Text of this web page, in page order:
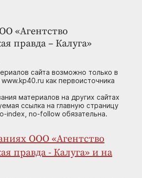
«Агентство
правда – Калуга»
сайта возможно только в
как первоисточника
материалов на других сайтах
ссылка на главную страницу
index, no-follow обязательна.
ООО «Агентство
правда - Калуга» и на